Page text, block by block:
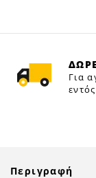
Για
Περιγραφή